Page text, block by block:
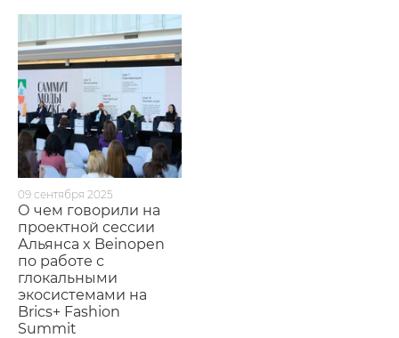
09 сентября 2025
О чем говорили на
проектной сессии
Альянса x Beinopen
по работе с
глокальными
экосистемами на
Brics+ Fashion
Summit